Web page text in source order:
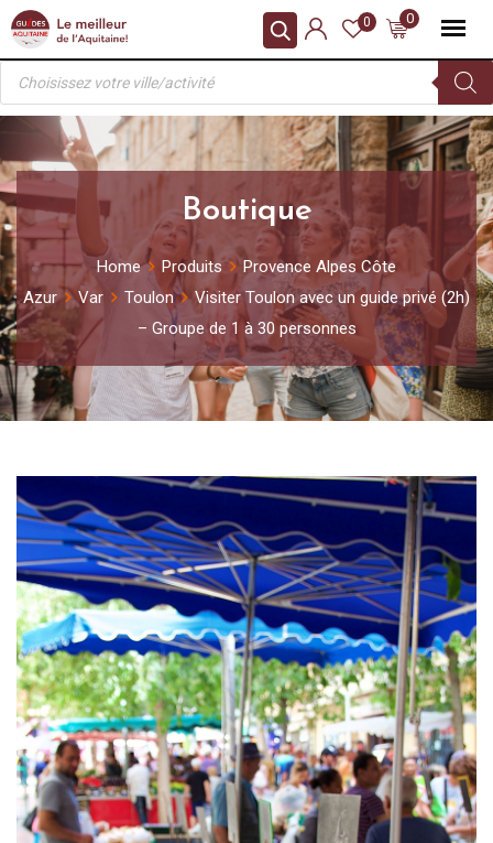
Skip
content
0
0
Recherche
produits
Boutique
Home Produits
Provence Alpes Côte
Azur
Var Toulon
Visiter Toulon avec un guide privé (2h)
– Groupe de 1 à 30 personnes